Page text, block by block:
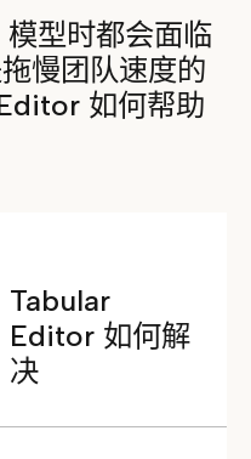
型时都会面临
慢团队速度的
如何帮助
Tabular
Editor 如何解
决